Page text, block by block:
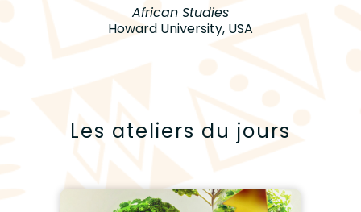
African Studies
Howard University, USA
Les ateliers du jours